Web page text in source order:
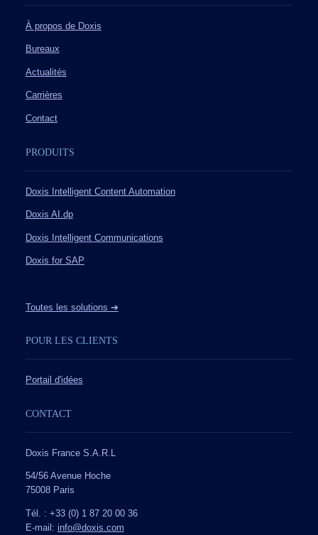
À propos de Doxis
Bureaux
Actualités
Carrières
Contact
PRODUITS
Doxis Intelligent Content Automation
Doxis AI.dp
Doxis Intelligent Communications
Doxis for SAP
Toutes les solutions ➔
POUR LES CLIENTS
Portail d'idées
CONTACT
Doxis France S.A.R.L
54/56 Avenue Hoche
75008 Paris
Tél. : +33 (0) 1 87 20 00 36
E-mail: info@doxis.com